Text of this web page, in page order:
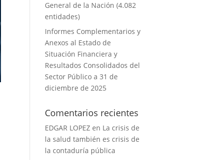
General de la Nación (4.082
entidades)
Informes Complementarios y
Anexos al Estado de
Situación Financiera y
Resultados Consolidados del
Sector Público a 31 de
diciembre de 2025
Comentarios recientes
EDGAR LOPEZ en La crisis de
la salud también es crisis de
la contaduría pública